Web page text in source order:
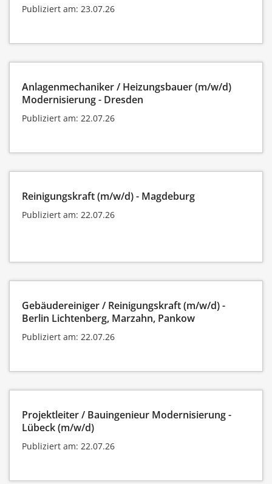
Publiziert am: 23.07.26
Anlagenmechaniker / Heizungsbauer (m/w/d)
Modernisierung - Dresden
Publiziert am: 22.07.26
Reinigungskraft (m/w/d) - Magdeburg
Publiziert am: 22.07.26
Gebäudereiniger / Reinigungskraft (m/w/d) -
Berlin Lichtenberg, Marzahn, Pankow
Publiziert am: 22.07.26
Projektleiter / Bauingenieur Modernisierung -
Lübeck (m/w/d)
Publiziert am: 22.07.26